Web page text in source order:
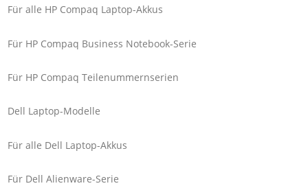
Für alle HP Compaq Laptop-Akkus
Für HP Compaq Business Notebook-Serie
Für HP Compaq Teilenummernserien
Dell Laptop-Modelle
Für alle Dell Laptop-Akkus
Für Dell Alienware-Serie